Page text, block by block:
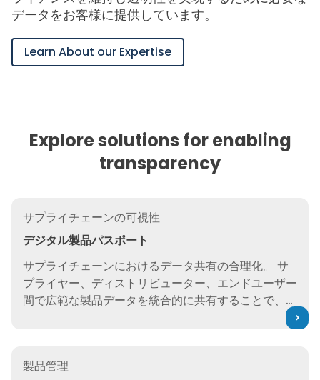
データをお客様に提供しています。
Learn About our Expertise
Explore solutions for enabling
transparency
サプライチェーンの可視性
デジタル製品パスポート
サプライチェーンにおけるデータ共有の合理化。 サ
プライヤー、ディストリビューター、エンドユーザー
間で広範な製品データを統合的に共有することで、持
続可能性とビジネス目標を達成しながら、時間とリソ
製品管理